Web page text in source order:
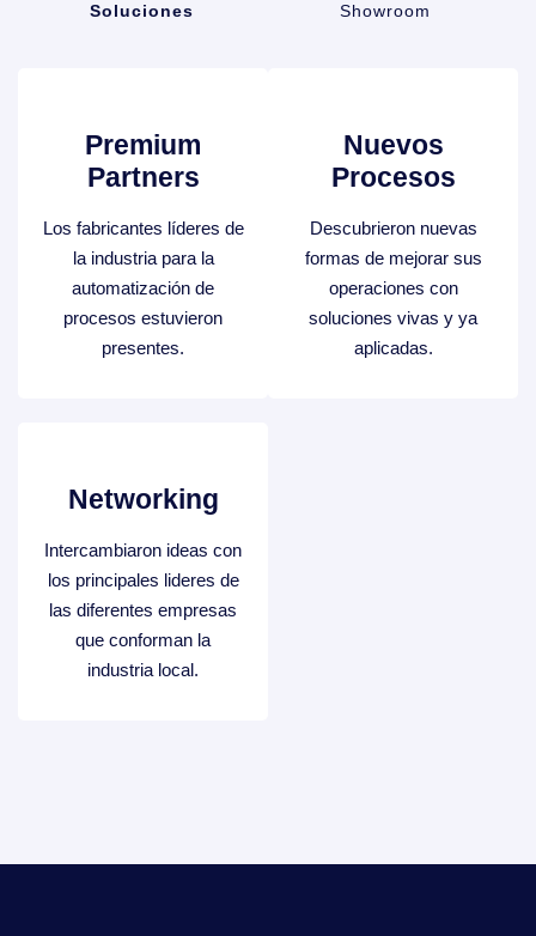
Premium
Partners
Los fabricantes líderes de
la industria para la
automatización de
procesos estuvieron
presentes.
Networking
Intercambiaron ideas con
los principales lideres de
las diferentes empresas
que conforman la
industria local.
Nuevos
Procesos
Descubrieron nuevas
formas de mejorar sus
operaciones con
soluciones vivas y ya
aplicadas.
Soluciones Showroom